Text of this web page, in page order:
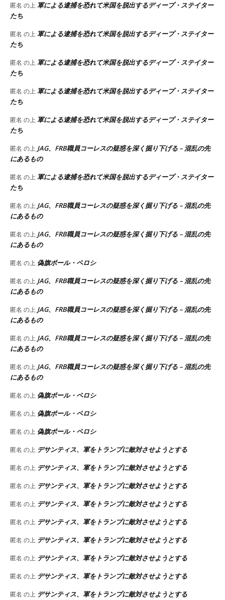
匿名 の上軍による逮捕を恐れて米国を脱出するディープ・ステイター
たち
匿名 の上軍による逮捕を恐れて米国を脱出するディープ・ステイター
たち
匿名 の上軍による逮捕を恐れて米国を脱出するディープ・ステイター
たち
匿名 の上軍による逮捕を恐れて米国を脱出するディープ・ステイター
たち
匿名 の上軍による逮捕を恐れて米国を脱出するディープ・ステイター
たち
匿名 の上 JAG、FRB職員コーレスの疑惑を深く掘り下げる – 混乱の先
にあるもの
匿名 の上軍による逮捕を恐れて米国を脱出するディープ・ステイター
たち
匿名 の上 JAG、FRB職員コーレスの疑惑を深く掘り下げる – 混乱の先
にあるもの
匿名 の上 JAG、FRB職員コーレスの疑惑を深く掘り下げる – 混乱の先
にあるもの
匿名 の上 偽旗ポール・ペロシ
匿名 の上 JAG、FRB職員コーレスの疑惑を深く掘り下げる – 混乱の先
にあるもの
匿名 の上 JAG、FRB職員コーレスの疑惑を深く掘り下げる – 混乱の先
にあるもの
匿名 の上 JAG、FRB職員コーレスの疑惑を深く掘り下げる – 混乱の先
にあるもの
匿名 の上 JAG、FRB職員コーレスの疑惑を深く掘り下げる – 混乱の先
にあるもの
匿名 の上 偽旗ポール・ペロシ
匿名 の上 偽旗ポール・ペロシ
匿名 の上 偽旗ポール・ペロシ
匿名 の上 デサンティス、軍をトランプに敵対させようとする
匿名 の上 デサンティス、軍をトランプに敵対させようとする
匿名 の上 デサンティス、軍をトランプに敵対させようとする
匿名 の上 デサンティス、軍をトランプに敵対させようとする
匿名 の上 デサンティス、軍をトランプに敵対させようとする
匿名 の上 デサンティス、軍をトランプに敵対させようとする
匿名 の上 デサンティス、軍をトランプに敵対させようとする
匿名 の上 デサンティス、軍をトランプに敵対させようとする
匿名 の上 デサンティス、軍をトランプに敵対させようとする